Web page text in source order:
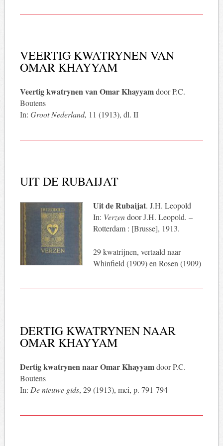
VEERTIG KWATRYNEN VAN
OMAR KHAYYAM
Veertig kwatrynen van Omar Khayyamdoor P.C.
Boutens
In: Groot Nederland, 11 (1913), dl. II
UIT DE RUBAIJAT
Uit de Rubaijat. J.H. Leopold
In: Verzendoor J.H. Leopold. –
Rotterdam : [Brusse], 1913.
29 kwatrijnen, vertaald naar
Whinfield (1909) en Rosen (1909)
DERTIG KWATRYNEN NAAR
OMAR KHAYYAM
Dertig kwatrynen naar Omar Khayyamdoor P.C.
Boutens
In: De nieuwe gids, 29 (1913), mei, p. 791-794